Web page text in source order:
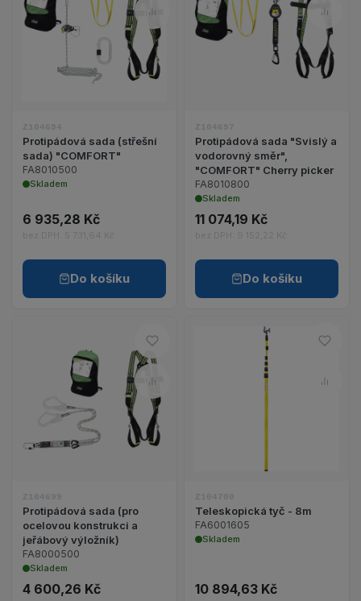
Porovnat – Protipádová sada
Zobrazit detail produktu Protipádová sada
Z104694
Protipádová sada (střešní
sada) "COMFORT"
FA8010500
Skladem
6 935,28 Kč
bez DPH: 5 731,64 Kč
Do košíku
Zobrazit detail
Z104697
Protipádová sada "Svislý a
vodorovný směr",
"COMFORT" Cherry picker
FA8010800
Skladem
11 074,19 Kč
bez DPH: 9 152,22 Kč
Do košíku
Do oblíbených – Protipádová
Porovnat – Protipádová sada
Zobrazit detail produktu Protipádová sada (pro
Z104699
Protipádová sada (pro
ocelovou konstrukci a
jeřábový výložník)
FA8000500
Skladem
4 600,26 Kč
Do
Zobrazit detail
Z104700
Teleskopická tyč - 8m
FA6001605
Skladem
10 894,63 Kč